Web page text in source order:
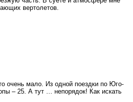
вертолетов.
очень мало. Из одной поездки по Юго-
– 25. А тут … непорядок! Как искать